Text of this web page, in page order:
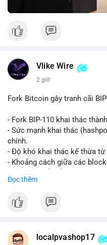
Vlike Wire
2 giờ
Fork Bitcoin gây tranh cãi
- Fork BIP-110 khai thác
- Sức mạnh khai thác
chính.
- Độ khó khai thác kế thừa
- Khoảng cách giữa các
#vlikevn #titanbot
Đọc thêm
localpvashop17